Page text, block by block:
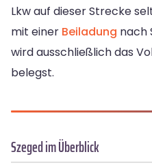
Lkw auf dieser Strecke
mit einer Beiladung nach
wird ausschließlich das
belegst.
Szeged im Überblick